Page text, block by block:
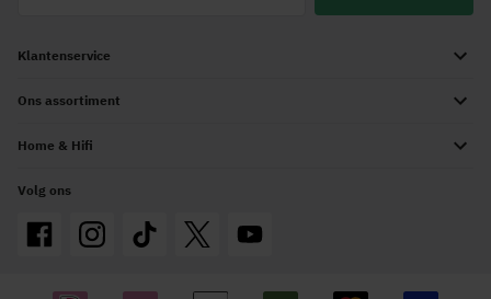
Klantenservice
Ons assortiment
Home & Hifi
Volg ons